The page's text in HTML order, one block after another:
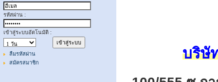
รหัสผ่าน :
เข้าสู่ระบบอัตโนมัติ :
ลืมรหัสผ่าน
สมัครสมาชิก
บริษั